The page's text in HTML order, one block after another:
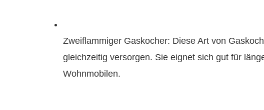
Zweiflammiger Gaskocher: Diese Art von
gleichzeitig versorgen. Sie eignet sich gut für
Wohnmobilen.